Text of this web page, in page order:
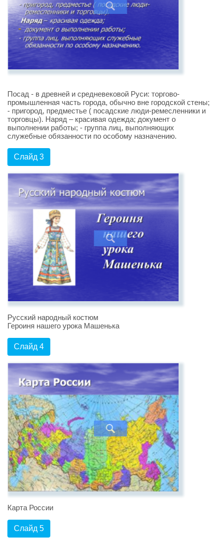
Посад - в древней и средневековой Руси: торгово-
промышленная часть города, обычно вне городской стены;
- пригород, предместье ( посадские люди-ремесленники и
торговцы). Наряд – красивая одежда; документ о
выполнении работы; - группа лиц, выполняющих
служебные обязанности по особому назначению.
Слайд 3
Русский народный костюм
Героиня нашего урока Машенька
Слайд 4
Карта России
Слайд 5